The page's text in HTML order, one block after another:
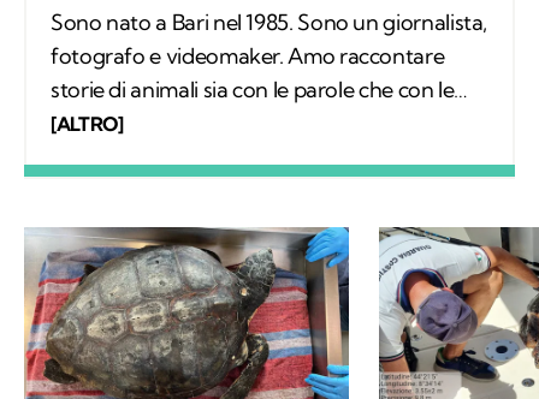
Sono nato a Bari nel 1985. Sono un giornalista,
fotografo e videomaker. Amo raccontare
storie di animali sia con le parole che con le
immagini. Sono laureato in giurisprudenza e
Faccio spesso amicizia con loro quando
viaggio con la mia moto.
[ALTRO]